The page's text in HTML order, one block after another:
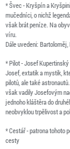
* Švec - Kryšpín a
mučedníci, o nichž
však brát peníze. Na
víru.
Dále uvedeni:
* Pilot - Josef
Josef, extatik a mystik,
pilotů, ale také
však vadily Josefovým
jednoho kláštěra do
neobvyklou trpělivost a
* Cestář - patrona tohoto
cesty